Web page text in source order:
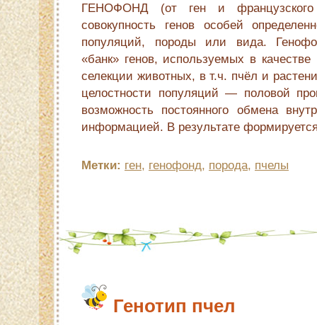
ГЕНОФОНД (от ген и
совокупность генов особей
популяций, породы или вида.
«банк» генов, используемых в
селекции животных, в т.ч. пчёл и
целостности популяций — половой
возможность постоянного обмена
информацией. В результате
Метки: ген, генофонд, порода, пчелы
Генотип пчел